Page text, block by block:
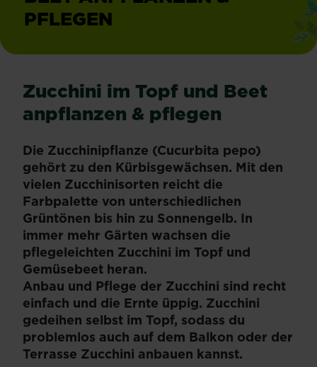
PFLEGEN
Zucchini im Topf und Beet
anpflanzen & pflegen
Die Zucchinipflanze (Cucurbita pepo)
gehört zu den Kürbisgewächsen. Mit den
vielen Zucchinisorten reicht die
Farbpalette von unterschiedlichen
Grüntönen bis hin zu Sonnengelb. In
immer mehr Gärten wachsen die
pflegeleichten Zucchini im Topf und
Gemüsebeet heran.
Anbau und Pflege der Zucchini sind recht
einfach und die Ernte üppig. Zucchini
gedeihen selbst im Topf, sodass du
problemlos auch auf dem Balkon oder der
Terrasse Zucchini anbauen kannst.